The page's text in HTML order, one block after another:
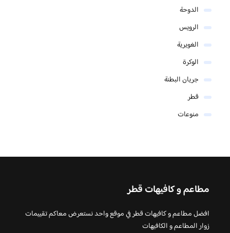
الدوحة
الرويس
الغويرية
الوكرة
جريان البطنة
قطر
منوعات
مطاعم و كافيهات قطر
افضل مطاعم و كافيهات قطر في موقع واحد نستعرض معاكم تقييمات
زوار المطاعم و الكافيهات